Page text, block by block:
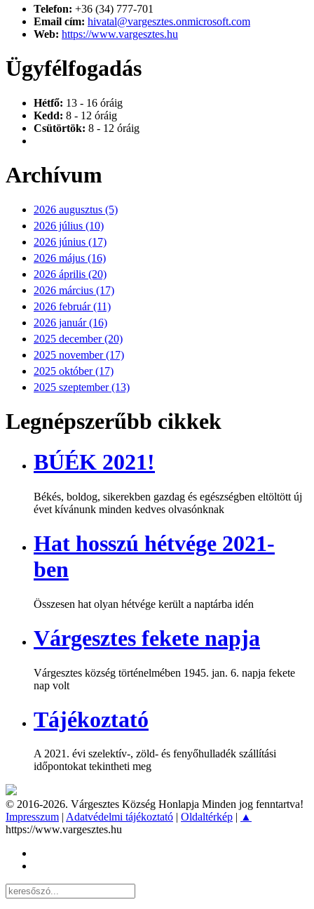
Telefon: +36 (34) 777-701
Email cím: hivatal@vargesztes.onmicrosoft.com
Web: https://www.vargesztes.hu
Ügyfélfogadás
Hétfő: 13 - 16 óráig
Kedd: 8 - 12 óráig
Csütörtök: 8 - 12 óráig
Archívum
2026 augusztus (5)
2026 július (10)
2026 június (17)
2026 május (16)
2026 április (20)
2026 március (17)
2026 február (11)
2026 január (16)
2025 december (20)
2025 november (17)
2025 október (17)
2025 szeptember (13)
Legnépszerűbb cikkek
BÚÉK 2021!
Békés, boldog, sikerekben gazdag és egészségben eltöltött új
évet kívánunk minden kedves olvasónknak
Hat hosszú hétvége 2021-
ben
Összesen hat olyan hétvége került a naptárba idén
Várgesztes fekete napja
Várgesztes község történelmében 1945. jan. 6. napja fekete
nap volt
Tájékoztató
A 2021. évi szelektív-, zöld- és fenyőhulladék szállítási
időpontokat tekintheti meg
© 2016-2026. Várgesztes Község Honlapja Minden jog fenntartva!
Impresszum Adatvédelmi tájékoztató Oldaltérkép
▲
https://www.vargesztes.hu